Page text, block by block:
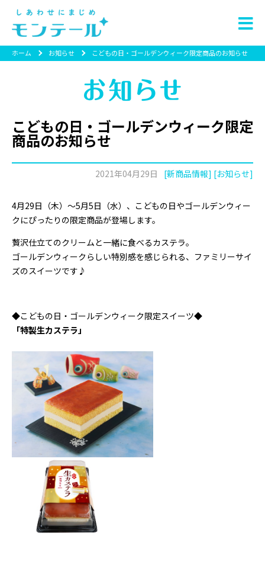
ホーム お知らせ こどもの日・ゴールデンウィーク限定商品のお知らせ
こどもの日・ゴールデンウィーク限定
商品のお知らせ
2021年04月29日 [新商品情報] [お知らせ]
4月29日（木）～5月5日（水）、こどもの日やゴールデンウィー
クにぴったりの限定商品が登場します。
贅沢仕立てのクリームと一緒に食べるカステラ。
ゴールデンウィークらしい特別感を感じられる、ファミリーサイ
ズのスイーツです♪
◆こどもの日・ゴールデンウィーク限定スイーツ◆
「特製生カステラ」